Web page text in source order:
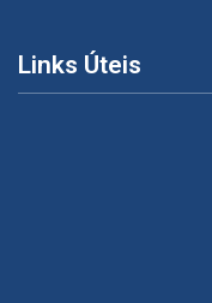
Links Úteis